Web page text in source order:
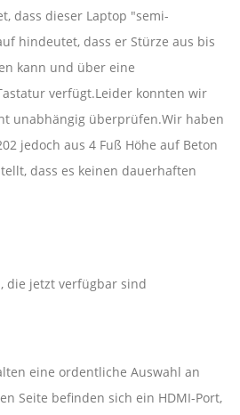
dass dieser Laptop "semi-
hindeutet, dass er Stürze aus bis
kann und über eine
verfügt.Leider konnten wir
unabhängig überprüfen.Wir haben
jedoch aus 4 Fuß Höhe auf Beton
dass es keinen dauerhaften
die jetzt verfügbar sind
eine ordentliche Auswahl an
Seite befinden sich ein HDMI-Port,